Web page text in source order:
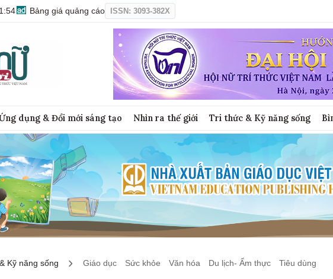
Bảng giá quảng cáo ISSN: 3093-382X
dụng & Đổi mới sáng tạo Nhìn ra thế giới Tri thức & Kỹ năng sống
Kỹ năng sống Giáo dục Sức khỏe Văn hóa Du lịch- Ẩm thực Tiêu dùng